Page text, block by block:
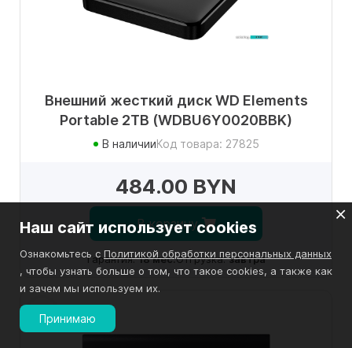
Внешний жесткий диск WD Elements
Portable 2TB (WDBU6Y0020BBK)
В наличииКод товара: 27825
484.00 BYN
В корзину
Гарантия: 18 мес.Отгрузка: завтра
Наш сайт использует cookies
Ознакомьтесь с Политикой обработки персональных данных
, чтобы узнать больше о том, что такое cookies, а также как
и зачем мы используем их.
Принимаю